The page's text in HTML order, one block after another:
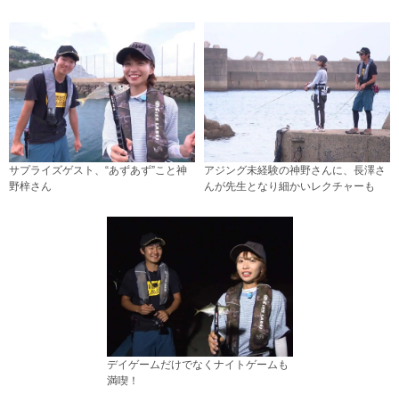
サプライズゲスト、“あずあず”こと神
野梓さん
アジング未経験の神野さんに、長澤さ
んが先生となり細かいレクチャーも
デイゲームだけでなくナイトゲームも
満喫！